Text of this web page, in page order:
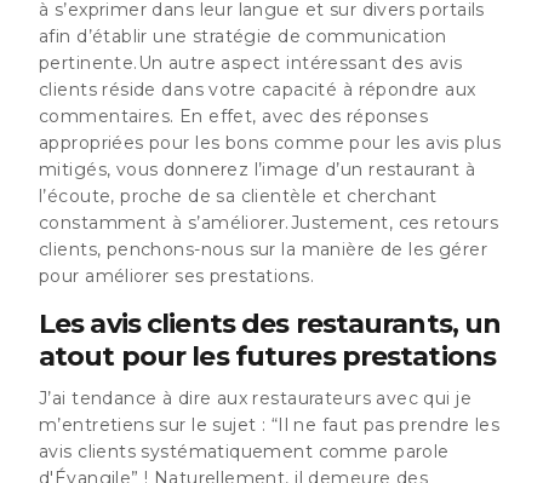
à s’exprimer dans leur langue et sur divers portails
afin d’établir une stratégie de communication
pertinente.Un autre aspect intéressant des avis
clients réside dans votre capacité à répondre aux
commentaires. En effet, avec des réponses
appropriées pour les bons comme pour les avis plus
mitigés, vous donnerez l’image d’un restaurant à
l’écoute, proche de sa clientèle et cherchant
constamment à s’améliorer.Justement, ces retours
clients, penchons-nous sur la manière de les gérer
pour améliorer ses prestations.
Les avis clients des restaurants, un
atout pour les futures prestations
J’ai tendance à dire aux restaurateurs avec qui je
m’entretiens sur le sujet : “Il ne faut pas prendre les
avis clients systématiquement comme parole
d'Évangile” ! Naturellement, il demeure des